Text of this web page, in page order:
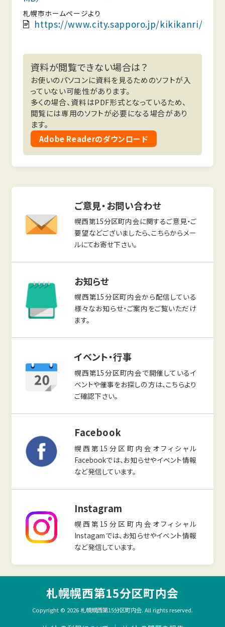
札幌市ホームページより
https://www.city.sapporo.jp/kikikanri/
資料が閲覧できない場合は？
お使いのパソコンに資料を見るためのソフトが入
っていない可能性があります。
多くの場合、資料はPDF形式となっているため、
閲覧には専用のソフトが必要になる場合があり
ます。
Adobe Readerのダウンロード
ご意見・お問い合わせ
幌西第15分区町内会に関するご意見・ご
要望などございましたら、こちらからメー
ルにてお寄せ下さい。
お知らせ
幌西第15分区町内会から配信している
様々なお知らせ・ご案内をご覧いただけ
ます。
イベント・行事
幌西第15分区町内会で開催しているイ
ベントや催事をお探しの方は、こちらより
ご確認下さい。
Facebook
幌西第15分区町内会オフィシャル
Facebookでは、お知らせやイベント情報
など発信しています。
Instagram
幌西第15分区町内会オフィシャル
Instagamでは、お知らせやイベント情報
など発信しています。
札幌幌西第15分区町内会
Copyright © 2026 札幌幌西第15分区町内会. All rights reserved.